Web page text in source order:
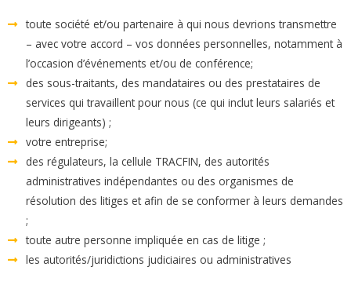
toute société et/ou partenaire à qui nous devrions transmettre
– avec votre accord – vos données personnelles, notamment à
l’occasion d’événements et/ou de conférence;
des sous-traitants, des mandataires ou des prestataires de
services qui travaillent pour nous (ce qui inclut leurs salariés et
leurs dirigeants) ;
votre entreprise;
des régulateurs, la cellule TRACFIN, des autorités
administratives indépendantes ou des organismes de
résolution des litiges et afin de se conformer à leurs demandes
;
toute autre personne impliquée en cas de litige ;
les autorités/juridictions judiciaires ou administratives